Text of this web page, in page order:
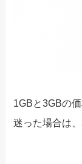
1GBと3GBの
迷った場合は、